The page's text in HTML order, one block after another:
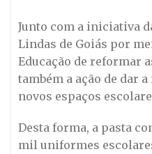
Junto com a iniciativa
Lindas de Goiás por
Educação de reformar
também a ação de dar
novos espaços
Desta forma, a pasta
mil uniformes